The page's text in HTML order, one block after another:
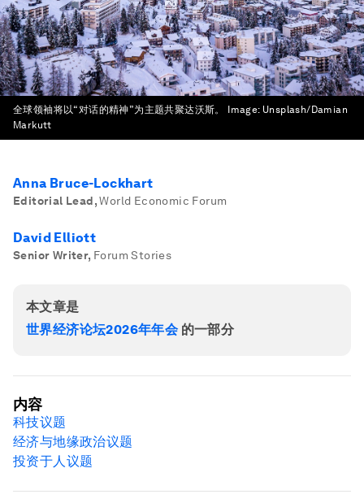
全球领袖将以“对话的精神”为主题共聚达沃斯。 Image: Unsplash/Damian
Markutt
Anna Bruce-Lockhart
Editorial Lead, World Economic Forum
David Elliott
Senior Writer, Forum Stories
本文章是
世界经济论坛2026年年会的一部分
内容
科技议题
经济与地缘政治议题
投资于人议题